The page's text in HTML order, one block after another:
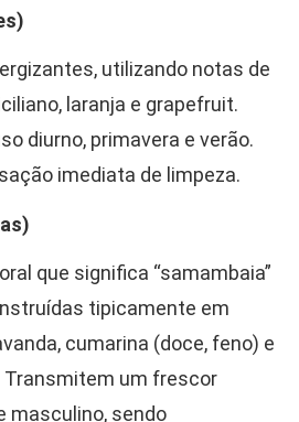
utilizando notas de
laranja e grapefruit.
diurno, primavera e verão.
imediata de limpeza.
que significa “samambaia”
tipicamente em
cumarina (doce, feno) e
Transmitem um frescor
masculino, sendo